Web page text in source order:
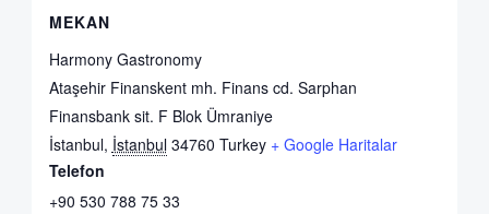
MEKAN
Harmony Gastronomy
Ataşehir Finanskent mh. Finans cd. Sarphan
Finansbank sit. F Blok Ümraniye
İstanbul, İstanbul 34760 Turkey + Google Haritalar
Telefon
+90 530 788 75 33